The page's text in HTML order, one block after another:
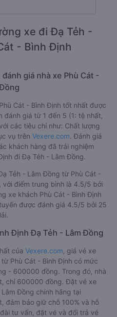
xe đi Đạ Tẻh -
- Bình Định
giá nhà xe Phù Cát -
Cát - Bình Định tốt nhất được
giá từ 1 đến 5 (1: tệ nhất,
các tiêu chí như: Chất lượng
vụ trên Vexere.com. Đánh giá
khách hàng đã trải nghiệm
đi Đạ Tẻh - Lâm Đồng.
Tẻh - Lâm Đồng từ Phù Cát -
điểm trung bình là 4.5/5 bởi
xe khách Phù Cát - Bình Định
được đánh giá 4.5/5 bởi 25
Định Đạ Tẻh - Lâm Đồng
của Vexere.com , giá vé xe
Phù Cát - Bình Định có mức
- 600000 đồng. Trong đó, nhà
chỉ 600000 đồng. Đặt vé xe
Đồng chính hãng tại
đảm bảo giữ chỗ 100% và hỗ
tư vấn, đặt vé và đổi trả vé